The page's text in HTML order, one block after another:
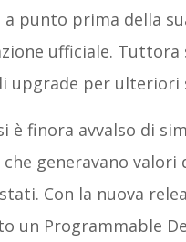
punto prima della
ufficiale. Tuttora
upgrade per ulteriori
è finora avvalso di
generavano valori
Con la nuova
un Programmable